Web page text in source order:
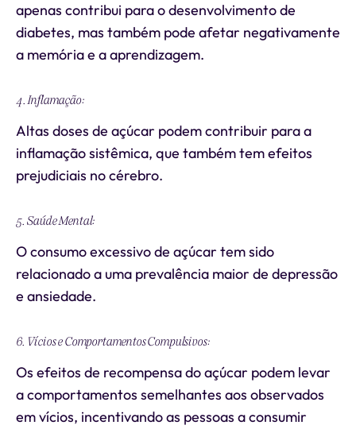
apenas contribui para o desenvolvimento de
diabetes, mas também pode afetar negativamente
a memória e a aprendizagem.
4. Inflamação:
Altas doses de açúcar podem contribuir para a
inflamação sistêmica, que também tem efeitos
prejudiciais no cérebro.
5. Saúde Mental:
O consumo excessivo de açúcar tem sido
relacionado a uma prevalência maior de depressão
e ansiedade.
6. Vícios e Comportamentos Compulsivos:
Os efeitos de recompensa do açúcar podem levar
a comportamentos semelhantes aos observados
em vícios, incentivando as pessoas a consumir